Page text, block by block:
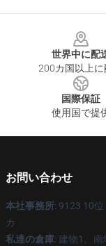
世界中に配
200カ国以上に
国際保証
使用国で提
お問い合わせ
本社事務所: 9123 10
カ
私達の倉庫: 建物1、